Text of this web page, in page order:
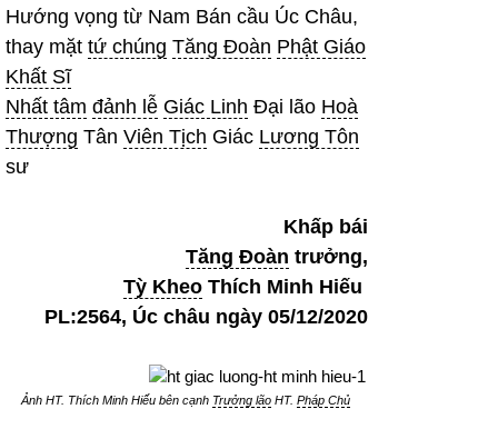
Hướng vọng từ Nam Bán cầu Úc Châu,
thay mặt tứ chúng Tăng Đoàn Phật Giáo
Khất Sĩ
Nhất tâm đảnh lễ Giác Linh Đại lão Hoà
Thượng Tân Viên Tịch Giác Lương Tôn
sư
Khấp bái
Tăng Đoàn trưởng,
Tỳ Kheo Thích Minh Hiếu
PL:2564, Úc châu ngày 05/12/2020
Ảnh HT. Thích Minh Hiếu bên cạnh Trưởng lãoHT. Pháp Chủ